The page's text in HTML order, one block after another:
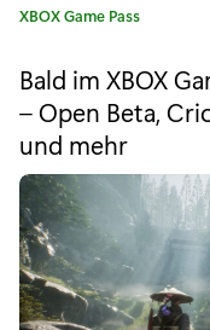
K
e
g
o
e
:
XBOX Game Pass
Bald im XBOX
– Open Beta,
und mehr